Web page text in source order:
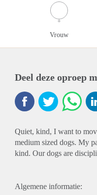
Vrouw
Deel deze oproep
Quiet, kind, I want to
medium sized dogs. My
kind. Our dogs are
Algemene informatie: